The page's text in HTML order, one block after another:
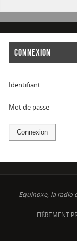
CONNEXION
Identifiant
Mot de passe
Equinoxe, la radio
FIÈREMENT